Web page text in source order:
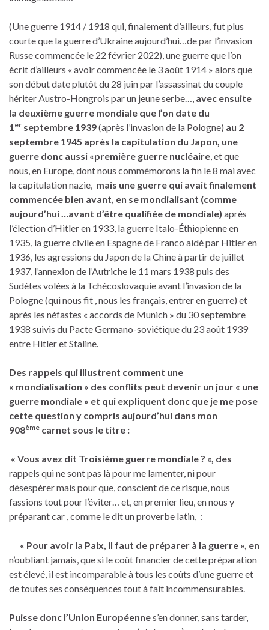
(Une guerre 1914 / 1918 qui, finalement d’ailleurs, fut plus
courte que la guerre d’Ukraine aujourd’hui…de par l’invasion
Russe commencée le 22 février 2022), une guerre que l’on
écrit d’ailleurs « avoir commencée le 3 août 1914 » alors que
son début date plutôt du 28 juin par l’assassinat du couple
hériter Austro-Hongrois par un jeune serbe…, avec ensuite
la deuxième guerre mondiale que l’on date du
1er septembre 1939(après l’invasion de la Pologne) au 2
septembre 1945 après la capitulation du Japon, une
guerre donc aussi «première guerre nucléaire, et que
nous, en Europe, dont nous commémorons la fin le 8 mai avec
la capitulation nazie, mais une guerre qui avait finalement
commencée bien avant, en se mondialisant (comme
aujourd’hui …avant d’être qualifiée de mondiale) après
l’élection d’Hitler en 1933, la guerre Italo-Éthiopienne en
1935, la guerre civile en Espagne de Franco aidé par Hitler en
1936, les agressions du Japon de la Chine à partir de juillet
1937, l’annexion de l’Autriche le 11 mars 1938 puis des
Sudètes volées à la Tchécoslovaquie avant l’invasion de la
Pologne (qui nous fit , nous les français, entrer en guerre) et
après les néfastes « accords de Munich » du 30 septembre
1938 suivis du Pacte Germano-soviétique du 23 août 1939
entre Hitler et Staline.
Des rappels qui illustrent comment une
« mondialisation » des conflits peut devenir un jour « une
guerre mondiale » et qui expliquent donc que je me pose
cette question y compris aujourd’hui dans mon
908ème carnet sous le titre :
« Vous avez dit Troisième guerre mondiale ? «, des
rappels qui ne sont pas là pour me lamenter, ni pour
désespérer mais pour que, conscient de ce risque, nous
fassions tout pour l’éviter… et, en premier lieu, en nous y
préparant car , comme le dit un proverbe latin, :
« Pour avoir la Paix, il faut de préparer à la guerre », en
n’oubliant jamais, que si le coût financier de cette préparation
est élevé, il est incomparable à tous les coûts d’une guerre et
de toutes ses conséquences tout à fait incommensurables.
Puisse donc l’Union Européennes’en donner, sans tarder,